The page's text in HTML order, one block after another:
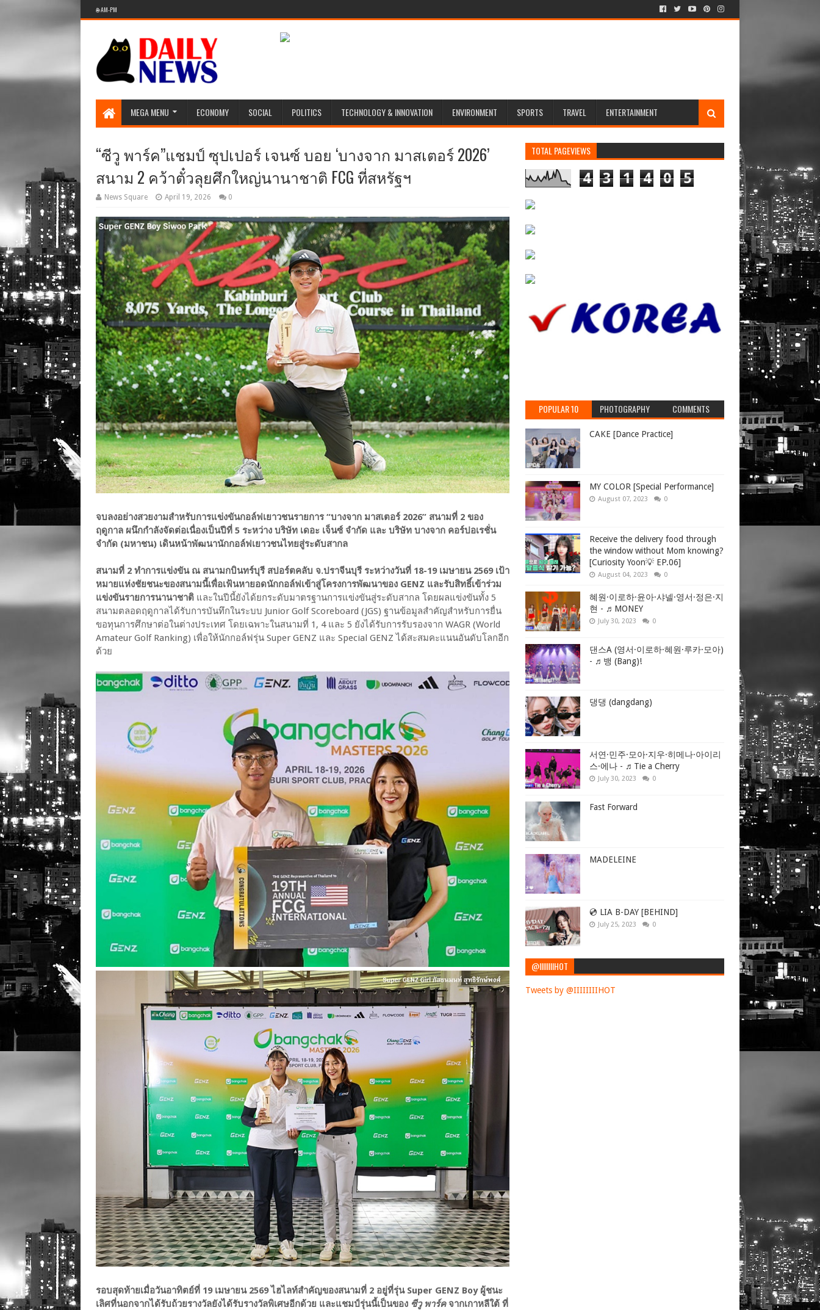
🌐 AM-PM
MEGA MENU ECONOMY SOCIAL POLITICS TECHNOLOGY & INNOVATION ENVIRONMENT SPORTS TRAVEL ENTERTAINMENT
“ซีวู พาร์ค”แชมป์ ซุปเปอร์ เจนซ์ บอย ‘บางจาก มาสเตอร์ 2026’
สนาม 2 คว้าตั๋วลุยศึกใหญ่นานาชาติ FCG ที่สหรัฐฯ
News Square April 19, 2026 0
จบลงอย่างสวยงามสำหรับการแข่งขันกอล์ฟเยาวชนรายการ “บางจาก มาสเตอร์ 2026” สนามที่ 2 ของ
ฤดูกาล ผนึกกำลังจัดต่อเนื่องเป็นปีที่ 5 ระหว่าง บริษัท เดอะ เจ็นซ์ จำกัด และ บริษัท บางจาก คอร์ปอเรชั่น
จำกัด (มหาชน) เดินหน้าพัฒนานักกอล์ฟเยาวชนไทยสู่ระดับสากล
สนามที่ 2 ทำการแข่งขัน ณ สนามกบินทร์บุรี สปอร์ตคลับ จ.ปราจีนบุรี ระหว่างวันที่ 18-19 เมษายน 2569 เป้า
หมายแห่งชัยชนะของสนามนี้เพื่อเฟ้นหายอดนักกอล์ฟเข้าสู่โครงการพัฒนาของ GENZ และรับสิทธิ์เข้าร่วม
แข่งขันรายการนานาชาติ และในปีนี้ยังได้ยกระดับมาตรฐานการแข่งขันสู่ระดับสากล โดยผลแข่งขันทั้ง 5
สนามตลอดฤดูกาลได้รับการบันทึกในระบบ Junior Golf Scoreboard (JGS) ฐานข้อมูลสำคัญสำหรับการยื่น
ขอทุนการศึกษาต่อในต่างประเทศ โดยเฉพาะในสนามที่ 1, 4 และ 5 ยังได้รับการรับรองจาก WAGR (World
Amateur Golf Ranking) เพื่อให้นักกอล์ฟรุ่น Super GENZ และ Special GENZ ได้สะสมคะแนนอันดับโลกอีก
ด้วย
รอบสุดท้ายเมื่อวันอาทิตย์ที่ 19 เมษายน 2569 ไฮไลท์สำคัญของสนามที่ 2 อยู่ที่รุ่น Super GENZ Boy ผู้ชนะ
เลิศที่นอกจากได้รับถ้วยรางวัลยังได้รับรางวัลพิเศษอีกด้วย และแชมป์รุ่นนี้เป็นของ ซีวู พาร์คจากเกาหลีใต้ ที่
TOTAL PAGEVIEWS
4 3 1 4 0 5
POPULAR 10 PHOTOGRAPHY COMMENTS
CAKE [Dance Practice]
MY COLOR [Special Performance]
August 07, 2023 0
Receive the delivery food through
the window without Mom knowing?
[Curiosity Yoon💡 EP.06]
August 04, 2023 0
혜원·이로하·윤아·샤넬·영서·정은·지
현 - ♬MONEY
July 30, 2023 0
댄스A (영서·이로하·혜원·루카·모아)
- ♬뱅 (Bang)!
댕댕 (dangdang)
서연·민주·모아·지우·히메나·아이리
스·에나 - ♬Tie a Cherry
July 30, 2023 0
Fast Forward
MADELEINE
💿 LIA B-DAY [BEHIND]
July 25, 2023 0
@IIIIIIIIHOT
Tweets by @IIIIIIIIHOT